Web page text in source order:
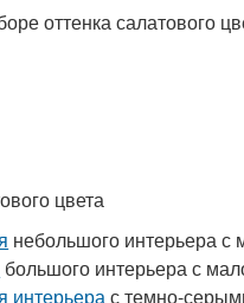
оттенка салатового
цвета
небольшого интерьера с
большого интерьера с
интерьерас темно-